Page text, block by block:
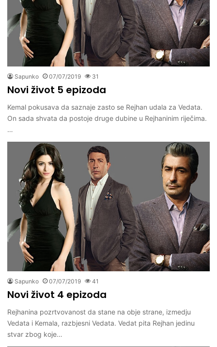
Sapunko 07/07/2019 31
Novi život 5 epizoda
Kemal pokusava da saznaje zasto se Rejhan udala za Vedata.
On sada shvata da postoje druge dubine u Rejhaninim riječima.
…
Sapunko 07/07/2019 41
Novi život 4 epizoda
Rejhanina pozrtvovanost da stane na obje strane, izmedju
Vedata i Kemala, razbjesni Vedata. Vedat pita Rejhan jedinu
stvar zbog koje…